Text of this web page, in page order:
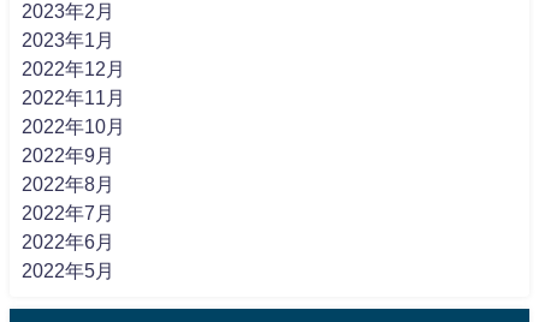
2023年2月
2023年1月
2022年12月
2022年11月
2022年10月
2022年9月
2022年8月
2022年7月
2022年6月
2022年5月